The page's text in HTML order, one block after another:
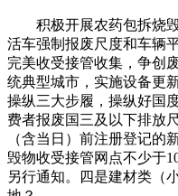
积极开展农药包拆烧毁
活车强制报废尺度和车辆
完美收受接管收集，争创
统典型城市，实施设备更
操纵三大步履，操纵好国
费者报废国三及以下排放
（含当日）前注册登记的
毁物收受接管网点不少于
另行通知。四是建材类（